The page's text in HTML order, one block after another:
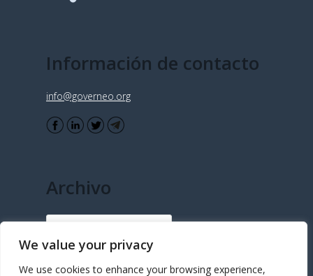
We value your privacy
We use cookies to enhance your browsing experience,
Información de contacto
info@governeo.org
Archivo
Archivo